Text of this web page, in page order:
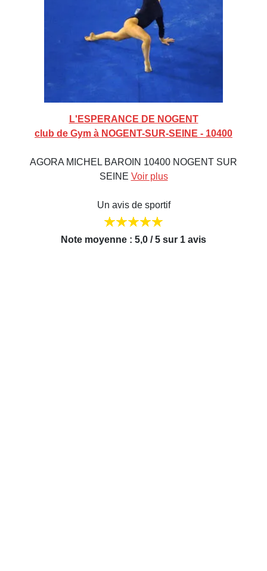
L'ESPERANCE DE NOGENT
club de Gym à NOGENT-SUR-SEINE - 10400
AGORA MICHEL BAROIN 10400 NOGENT SUR
SEINE Voir plus
Un avis de sportif
Note moyenne : 5,0 / 5 sur 1 avis